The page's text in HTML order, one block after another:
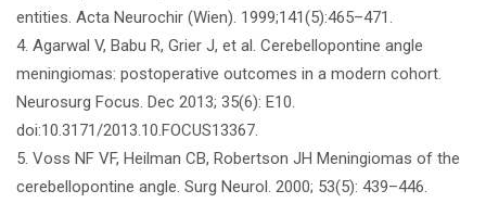
entities. Acta Neurochir (Wien). 1999;141(5):465–471.
4. Agarwal V, Babu R, Grier J, et al. Cerebellopontine angle
meningiomas: postoperative outcomes in a modern cohort.
Neurosurg Focus. Dec 2013; 35(6): E10.
doi:10.3171/2013.10.FOCUS13367.
5. Voss NF VF, Heilman CB, Robertson JH Meningiomas of the
cerebellopontine angle. Surg Neurol. 2000; 53(5): 439–446.